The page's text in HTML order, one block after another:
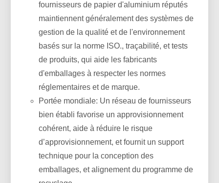
fournisseurs de papier d'aluminium réputés
maintiennent généralement des systèmes de
gestion de la qualité et de l'environnement
basés sur la norme ISO., traçabilité, et tests
de produits, qui aide les fabricants
d'emballages à respecter les normes
réglementaires et de marque.
Portée mondiale: Un réseau de fournisseurs
bien établi favorise un approvisionnement
cohérent, aide à réduire le risque
d’approvisionnement, et fournit un support
technique pour la conception des
emballages, et alignement du programme de